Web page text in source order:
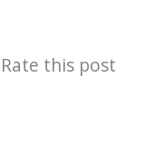
Rate this post